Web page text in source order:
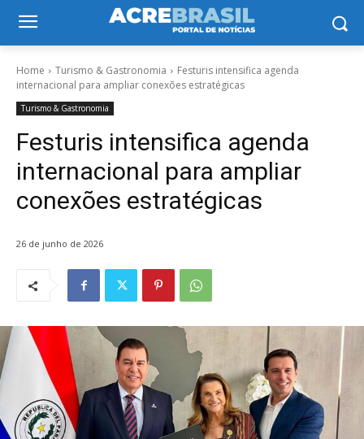
Home Turismo & Gastronomia
Festuris intensifica agenda
internacional para ampliar conexões estratégicas
Turismo & Gastronomia
Festuris intensifica agenda
internacional para ampliar
conexões estratégicas
26 de junho de 2026